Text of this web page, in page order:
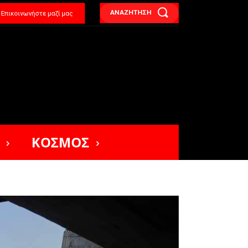
Επικοινωνήστε μαζί μας ΑΝΑΖΗΤΗΣΗ
ΚΟΣΜΟΣ